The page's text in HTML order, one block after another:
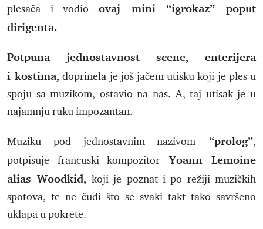
plesača i vodio ovaj mini “igrokaz” poput
dirigenta.
Potpuna jednostavnost scene, enterijera
i kostima, doprinela je još jačem utisku koji je ples u
spoju sa muzikom, ostavio na nas. A, taj utisak je u
najamnju ruku impozantan.
Muziku pod jednostavnim nazivom “prolog”,
potpisuje francuski kompozitor Yoann Lemoine
alias Woodkid, koji je poznat i po režiji muzičkih
spotova, te ne čudi što se svaki takt tako savršeno
uklapa u pokrete.